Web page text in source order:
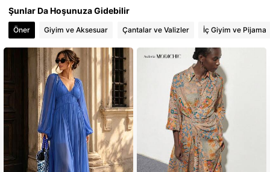
Şunlar Da Hoşunuza Gidebilir
Öner Giyim ve Aksesuar Çantalar ve Valizler İç Giyim ve Pijama